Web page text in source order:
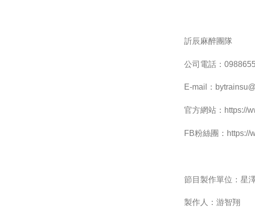
訢辰麻醉團隊
公司電話：
E-mail：
官方網站：https://
FB粉絲團：https://
節目製作單位：星
製作人：游智翔